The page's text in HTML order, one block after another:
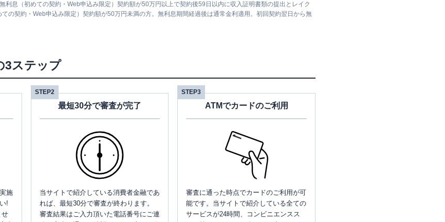
利息（初めての契約・Web申込み限定）契約額が50万円以上で契約後59日以内に収入証明書類の提出とレイク
の契約・Web申込み限定）契約額が50万円未満の方。無利息期間経過後は通常金利適用。初回契約翌日から無
3ステップ
施
!
せ
STEP2
最短30分で審査が完了
当サイトで紹介している消費者金融であ
れば、最短30分で審査が終わります。
審査結果はご入力頂いた電話番号にご連
STEP3
ATMでカードのご利用
審査に通った時点でカードのご利用が可
能です。当サイトで紹介している全ての
サービスが24時間、コンビニエンスス